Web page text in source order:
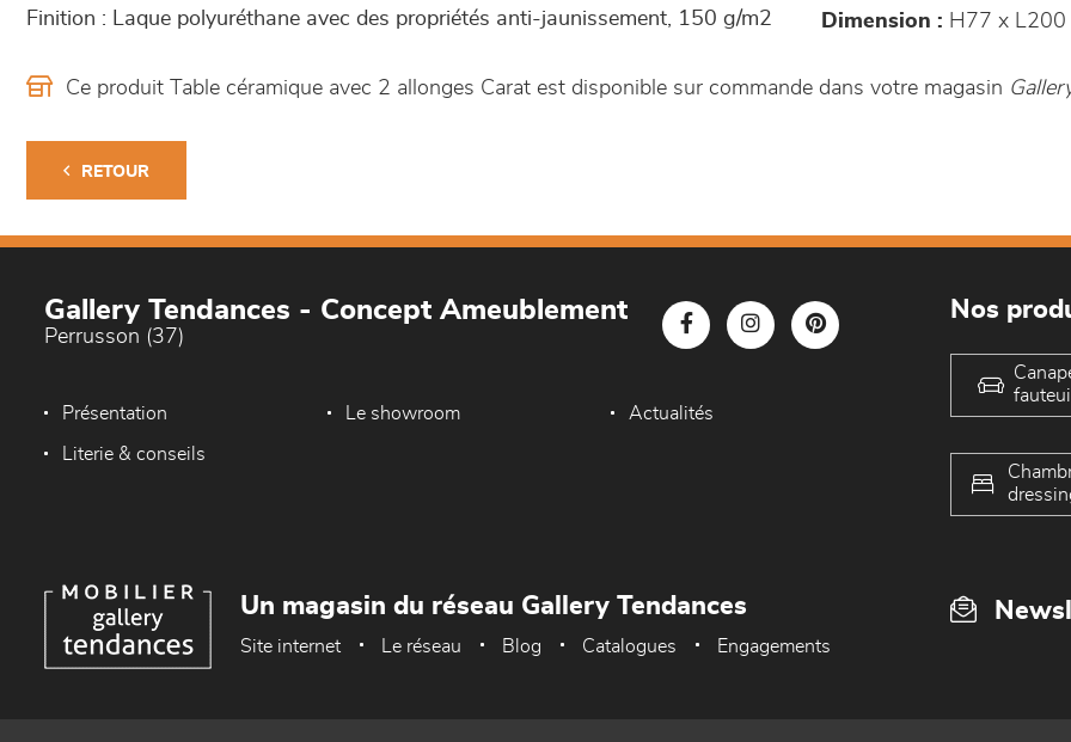
Finition : Laque polyuréthane avec des propriétés anti-jaunissement, 150 g/m2
Dimension : H77 x L200
Ce produit Table céramique avec 2 allonges Carat est disponible sur commande dans votre magasin
RETOUR
Gallery Tendances - Concept Ameublement
Perrusson (37)
Présentation Le showroom Actualités
Literie & conseils
Nos
Un magasin du réseau Gallery Tendances
Site internet Le réseau Blog Catalogues Engagements